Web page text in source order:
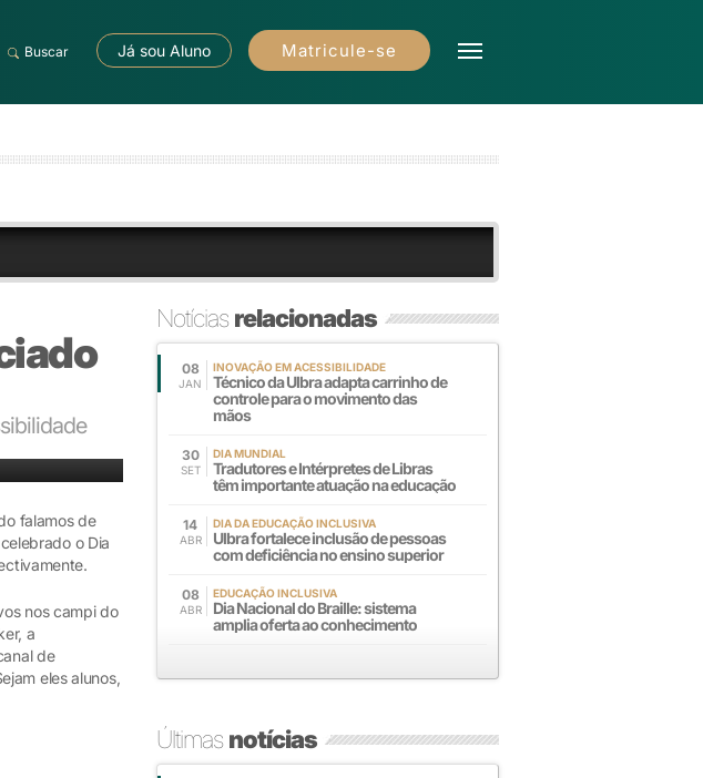
Buscar Já sou Aluno Matricule-se
falamos de
o Dia
nos campi do
a
de
eles alunos,
Notíciasrelacionadas
08
JAN
INOVAÇÃO EM ACESSIBILIDADE
Técnico da Ulbra adapta carrinho de
controle para o movimento das
mãos
30
SET
DIA MUNDIAL
Tradutores e Intérpretes de Libras
têm importante atuação na educação
14
ABR
DIA DA EDUCAÇÃO INCLUSIVA
Ulbra fortalece inclusão de pessoas
com deficiência no ensino superior
08
ABR
EDUCAÇÃO INCLUSIVA
Dia Nacional do Braille: sistema
amplia oferta ao conhecimento
Últimasnotícias